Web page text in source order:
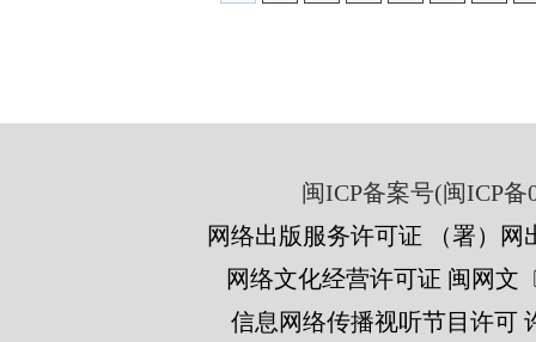
闽ICP备案号(闽ICP备
网络出版服务许可证 （署）网
网络文化经营许可证 闽网文
信息网络传播视听节目许可